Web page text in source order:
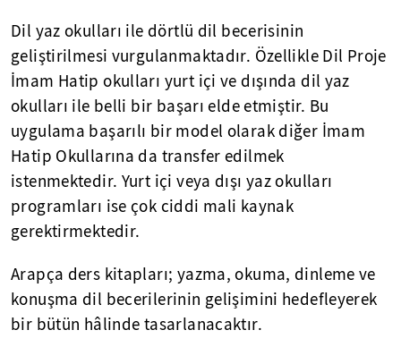
Dil yaz okulları ile dörtlü dil becerisinin
geliştirilmesi vurgulanmaktadır. Özellikle Dil Proje
İmam Hatip okulları yurt içi ve dışında dil yaz
okulları ile belli bir başarı elde etmiştir. Bu
uygulama başarılı bir model olarak diğer İmam
Hatip Okullarına da transfer edilmek
istenmektedir. Yurt içi veya dışı yaz okulları
programları ise çok ciddi mali kaynak
gerektirmektedir.
Arapça ders kitapları; yazma, okuma, dinleme ve
konuşma dil becerilerinin gelişimini hedefleyerek
bir bütün hâlinde tasarlanacaktır.